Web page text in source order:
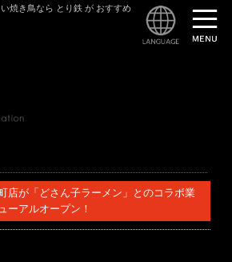
焼き鳥なら とり鉄 が おすすめ
店が「どさん子ラーメン」とのコラボ業
ーアルオープン！